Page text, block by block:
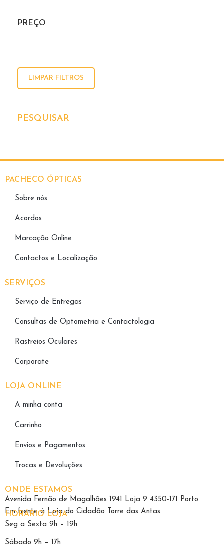
PREÇO
LIMPAR FILTROS
PESQUISAR
PACHECO ÓPTICAS
Sobre nós
Acordos
Marcação Online
Contactos e Localização
SERVIÇOS
Serviço de Entregas
Consultas de Optometria e Contactologia​
Rastreios Oculares
Corporate
LOJA ONLINE
A minha conta
Carrinho
Envios e Pagamentos
Trocas e Devoluções
ONDE ESTAMOS
Avenida Fernão de Magalhães 1941 Loja 9 4350-171 Porto
Em frente à Loja do Cidadão Torre das Antas.
HORÁRIO LOJA
Seg a Sexta 9h – 19h
Sábado 9h – 17h